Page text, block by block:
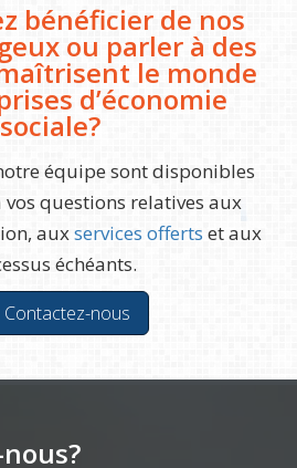
bénéficier de nos
ou parler à des
le monde
d’économie
sociale?
équipe sont disponibles
questions relatives aux
auxservices offerts et aux
échéants.
Contactez-nous